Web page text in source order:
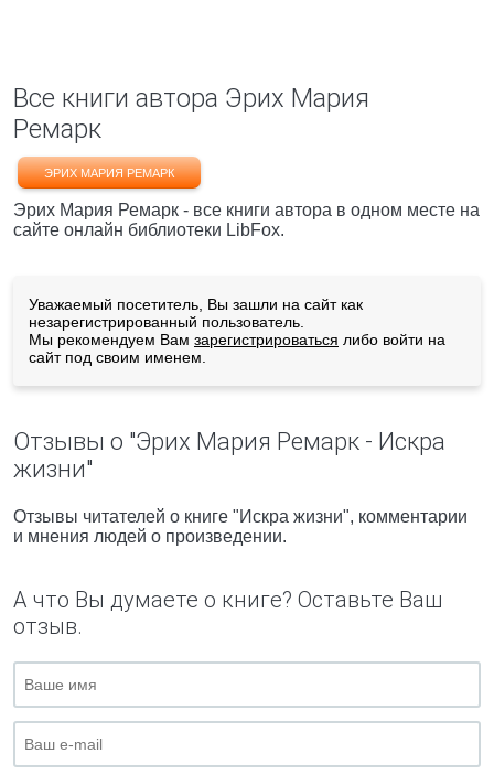
Все книги автора Эрих Мария
Ремарк
ЭРИХ МАРИЯ РЕМАРК
Эрих Мария Ремарк - все книги автора в одном месте на
сайте онлайн библиотеки LibFox.
Уважаемый посетитель, Вы зашли на сайт как
незарегистрированный пользователь.
Мы рекомендуем Вам зарегистрироваться либо войти на
сайт под своим именем.
Отзывы о "Эрих Мария Ремарк - Искра
жизни"
Отзывы читателей о книге "Искра жизни", комментарии
и мнения людей о произведении.
А что Вы думаете о книге? Оставьте Ваш
отзыв.